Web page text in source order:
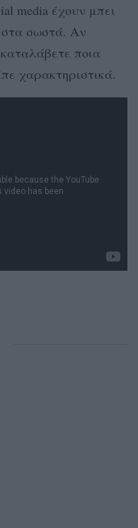
media έχουν μπει
στα σωστά. Αν
ποια
χαρακτηριστικά.